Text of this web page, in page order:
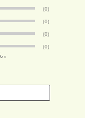
(0)
(0)
(0)
(0)